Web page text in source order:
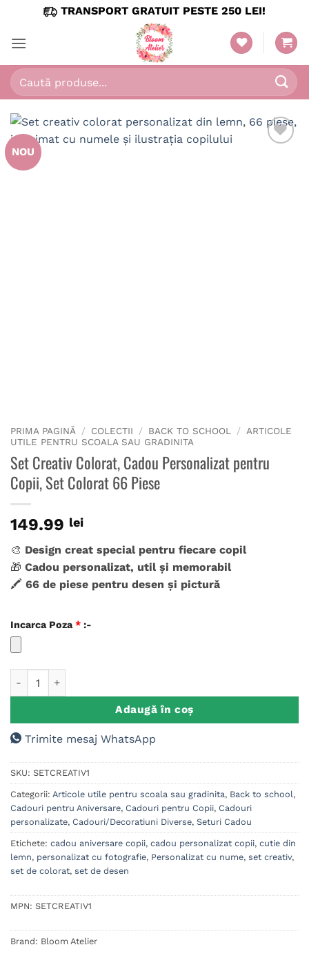
content
TRANSPORT GRATUIT PESTE 250 LEI!
Caută
după:
NOU
PRIMA PAGINĂ / COLECTII / BACK TO SCHOOL / ARTICOLE
UTILE PENTRU SCOALA SAU GRADINITA
Set Creativ Colorat, Cadou Personalizat pentru
Copii, Set Colorat 66 Piese
149.99 lei
🎨 Design creat special pentru fiecare copil
🎁 Cadou personalizat, util și memorabil
🖍️ 66 de piese pentru desen și pictură
Incarca Poza* :-
Adaugă în coș
Trimite mesaj WhatsApp
SKU: SETCREATIV1
Categorii: Articole utile pentru scoala sau gradinita, Back to school,
Cadouri pentru Aniversare, Cadouri pentru Copii, Cadouri
personalizate, Cadouri/Decoratiuni Diverse, Seturi Cadou
Etichete: cadou aniversare copii, cadou personalizat copii, cutie din
lemn, personalizat cu fotografie, Personalizat cu nume, set creativ,
set de colorat, set de desen
MPN: SETCREATIV1
Brand: Bloom Atelier